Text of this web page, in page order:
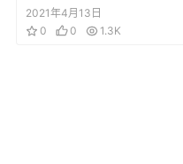
集
2021年4月13日
0
0 1.3K